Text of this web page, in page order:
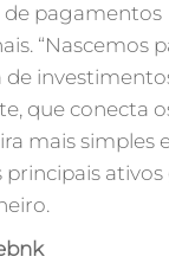
de pagamentos
“Nascemos
que conecta
mais simples
principais ativos